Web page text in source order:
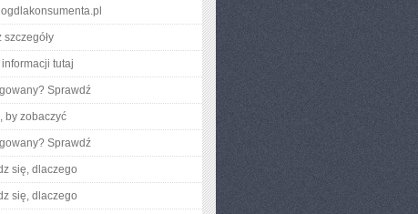
szczegóły
tutaj
Sprawdź
by zobaczyć
Sprawdź
się, dlaczego
się, dlaczego